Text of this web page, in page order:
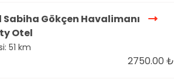
Gökçen Havalimanı
Otel
51 km
2750.00 ₺